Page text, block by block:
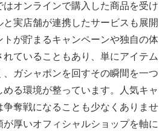
はオンラインで購入した商品を受け
実店舗が連携したサービスも展開
トが貯まるキャンペーンや独自の体
ていることもあり、単にアイテム
、ガシャポンを回すその瞬間を一つ
る環境が整っています。人気キャ
争奪戦になることも少なくありませ
厚いオフィシャルショップを軸に